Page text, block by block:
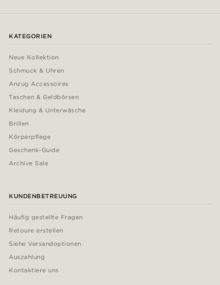
KATEGORIEN
Neue Kollektion
Schmuck & Uhren
Anzug Accessoires
Taschen & Geldbörsen
Kleidung & Unterwäsche
Brillen
Körperpflege
Geschenk-Guide
Archive Sale
KUNDENBETREUUNG
Häufig gestellte Fragen
Retoure erstellen
Siehe Versandoptionen
Auszahlung
Kontaktiere uns